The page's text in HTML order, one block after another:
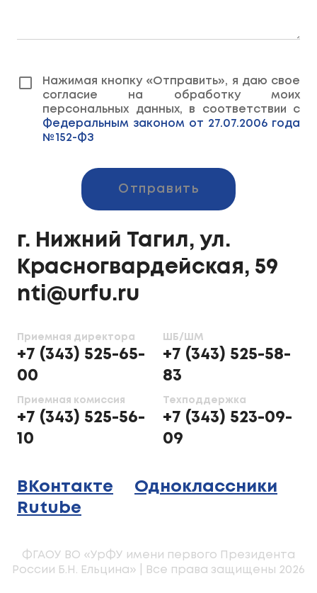
г. Нижний Тагил, ул.
Красногвардейская, 59
nti@urfu.ru
Приемная директора
+7 (343) 525-65-
00
Приемная комиссия
+7 (343) 525-56-
10
ШБ/ШМ
+7 (343) 525-58-
83
Техподдержка
+7 (343) 523-09-
09
ВКонтакте
Одноклассники
Rutube
Нажимая кнопку «Отправить», я даю свое
согласие на обработку моих
персональных данных, в соответствии с
Федеральным законом от 27.07.2006 года
№152-ФЗ
Отправить
ФГАОУ ВО «УрФУ имени первого Президента
России Б.Н. Ельцина» | Все права защищены 2026